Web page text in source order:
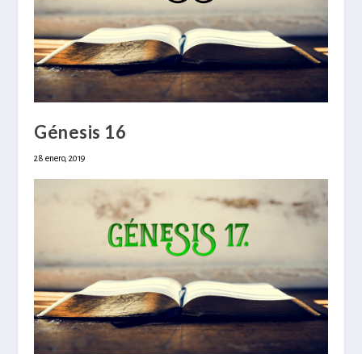
Génesis 16
28 enero, 2019